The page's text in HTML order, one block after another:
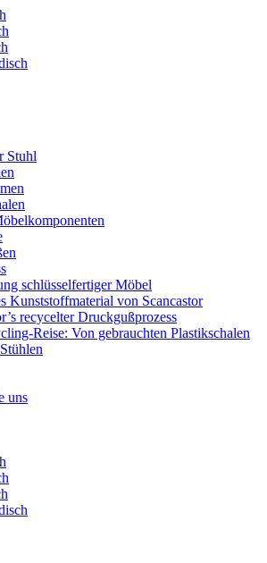
Stuhl
schlüsselfertiger Möbel
Kunststoffmaterial von Scancastor
recycelter Druckgußprozess
Reise: Von gebrauchten Plastikschalen
uns